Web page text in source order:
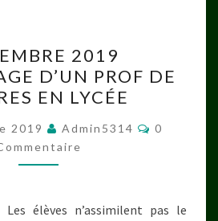
2019
TÉMOIGNAGE
D’UN
PROF
DE
LETTRES
LYCÉE
2019
D’UN PROF DE
EN LYCÉE
2019 Admin5314
0
Les élèves n’assimilent pas le